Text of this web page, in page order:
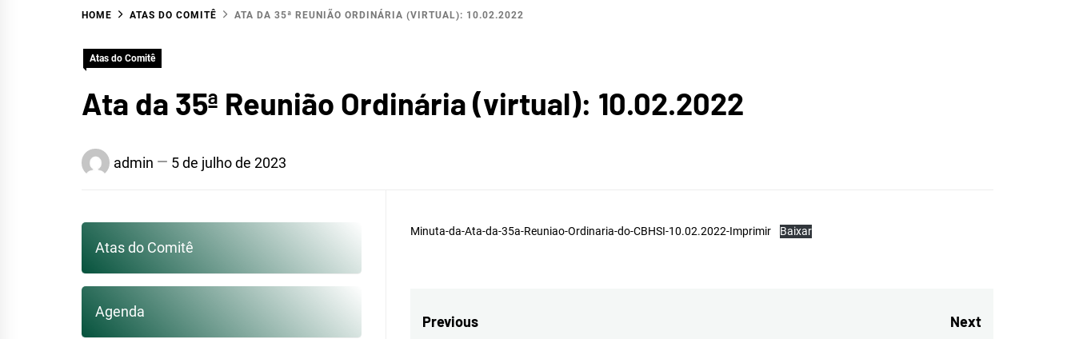
HIDROGRÁFICA DA
SERRA DA IBIAPABA
HOME ATAS DO COMITÊ ATA DA 35ª REUNIÃO ORDINÁRIA (VIRTUAL): 10.02.2022
Atas do Comitê
Ata da 35ª Reunião Ordinária (virtual): 10.02.2022
admin 5 de julho de 2023
Minuta-da-Ata-da-35a-Reuniao-Ordinaria-do-CBHSI-10.02.2022-Imprimir Baixar
Navegação
Previous Next
Atas do Comitê
Agenda